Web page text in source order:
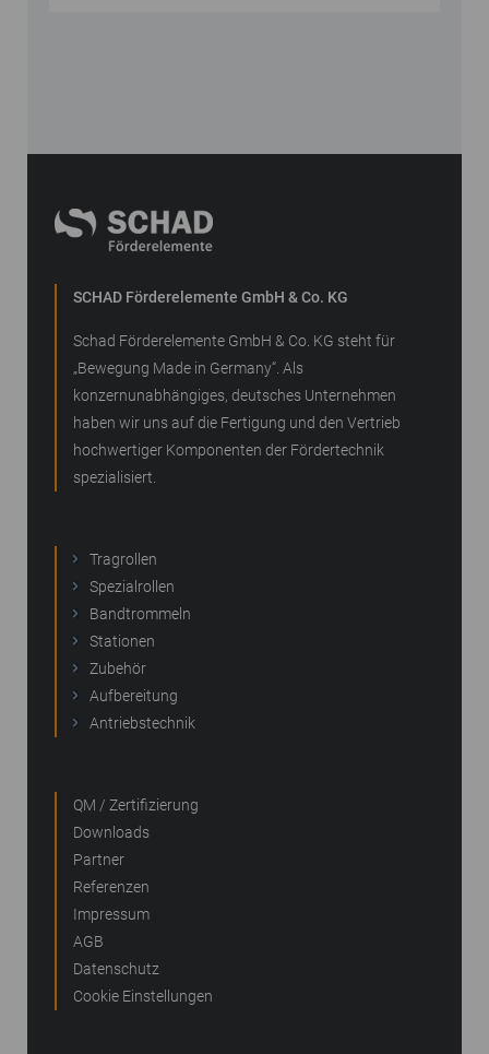
SCHAD Förderelemente GmbH & Co. KG
Schad Förderelemente GmbH & Co. KG steht für
„Bewegung Made in Germany“. Als
konzernunabhängiges, deutsches Unternehmen
haben wir uns auf die Fertigung und den Vertrieb
hochwertiger Komponenten der Fördertechnik
spezialisiert.
Tragrollen
Spezialrollen
Bandtrommeln
Stationen
Zubehör
Aufbereitung
Antriebstechnik
QM / Zertifizierung
Downloads
Partner
Referenzen
Impressum
AGB
Datenschutz
Cookie Einstellungen